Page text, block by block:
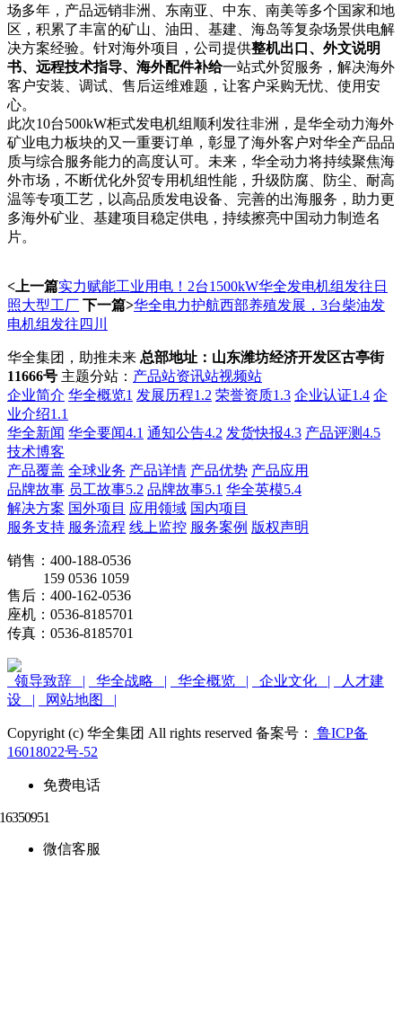
场多年，产品远销非洲、东南亚、中东、南美等多个国家和地
区，积累了丰富的矿山、油田、基建、海岛等复杂场景供电解
决方案经验。针对海外项目，公司提供整机出口、外文说明
书、远程技术指导、海外配件补给一站式外贸服务，解决海外
客户安装、调试、售后运维难题，让客户采购无忧、使用安
心。
此次10台500kW柜式发电机组顺利发往非洲，是华全动力海外
矿业电力板块的又一重要订单，彰显了海外客户对华全产品品
质与综合服务能力的高度认可。未来，华全动力将持续聚焦海
外市场，不断优化外贸专用机组性能，升级防腐、防尘、耐高
温等专项工艺，以高品质发电设备、完善的出海服务，助力更
多海外矿业、基建项目稳定供电，持续擦亮中国动力制造名
片。
<上一篇实力赋能工业用电！2台1500kW华全发电机组发往日
照大型工厂 下一篇>华全电力护航西部养殖发展，3台柴油发
电机组发往四川
华全集团，助推未来 总部地址：山东潍坊经济开发区古亭街
11666号 主题分站： 产品站资讯站视频站
企业简介 华全概览1 发展历程1.2 荣誉资质1.3 企业认证1.4 企
业介绍1.1
华全新闻 华全要闻4.1 通知公告4.2 发货快报4.3 产品评测4.5
技术博客
产品覆盖 全球业务 产品详情 产品优势 产品应用
品牌故事 员工故事5.2 品牌故事5.1 华全英模5.4
解决方案 国外项目 应用领域 国内项目
服务支持 服务流程 线上监控 服务案例 版权声明
销售：400-188-0536
159 0536 1059
售后：400-162-0536
座机：0536-8185701
传真：0536-8185701
领导致辞 | 华全战略 | 华全概览 | 企业文化 |
人才建
设 |
网站地图 |
Copyright (c) 华全集团 All rights reserved 备案号：
鲁ICP备
16018022号-52
免费电话
微信客服